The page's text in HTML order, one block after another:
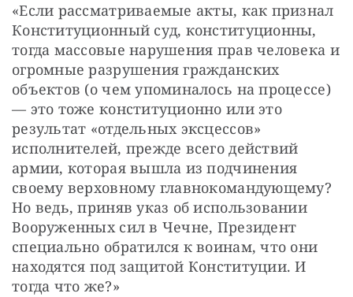
«Если рассматриваемые акты, как признал
Конституционный суд, конституционны,
тогда массовые нарушения прав человека и
огромные разрушения гражданских
объектов (о чем упоминалось на процессе)
— это тоже конституционно или это
результат «отдельных эксцессов»
исполнителей, прежде всего действий
армии, которая вышла из подчинения
своему верховному главнокомандующему?
Но ведь, приняв указ об использовании
Вооруженных сил в Чечне, Президент
специально обратился к воинам, что они
находятся под защитой Конституции. И
тогда что же?»